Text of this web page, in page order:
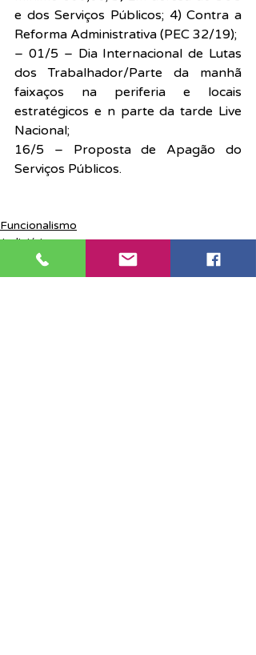
e dos Serviços Públicos; 4) Contra a
Reforma Administrativa (PEC 32/19);
– 01/5 – Dia Internacional de Lutas
dos Trabalhador/Parte da manhã
faixaços na periferia e locais
estratégicos e n parte da tarde Live
Nacional;
16/5 – Proposta de Apagão do
Serviços Públicos.
Funcionalismo
Judiciário
Notícias